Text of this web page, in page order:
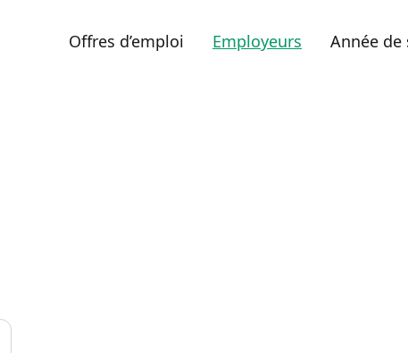
Offres d’emploi Employeurs Année de